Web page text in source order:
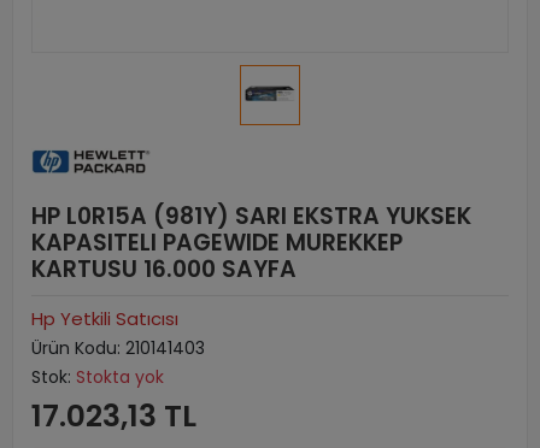
HP L0R15A (981Y) SARI EKSTRA YUKSEK
KAPASITELI PAGEWIDE MUREKKEP
KARTUSU 16.000 SAYFA
Hp Yetkili Satıcısı
Ürün Kodu: 210141403
Stok: Stokta yok
17.023,13 TL